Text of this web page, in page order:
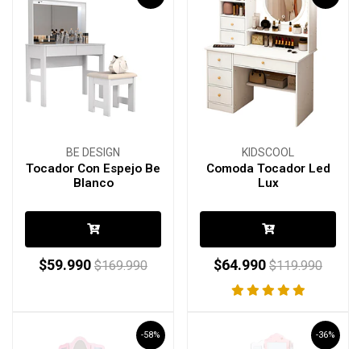
BE DESIGN
Tocador Con Espejo Be
Blanco
$59.990 $169.990
KIDSCOOL
Comoda Tocador Led
Lux
$64.990 $119.990
-58% -36%